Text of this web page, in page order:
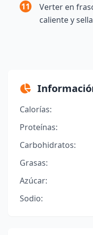
11
Verter en
caliente y
Calorías:
Proteínas:
Carbohidratos:
Grasas:
Azúcar:
Sodio: